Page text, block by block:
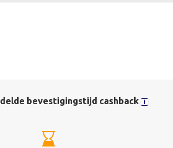
bevestigingstijd cashback